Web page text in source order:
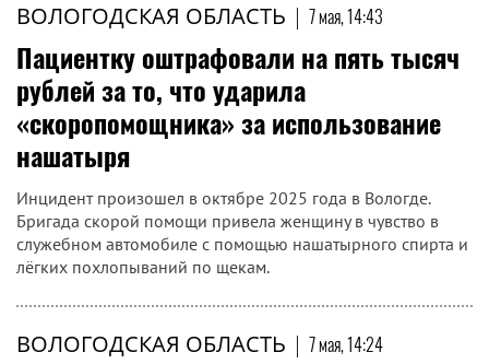
ВОЛОГОДСКАЯ ОБЛАСТЬ | 7 мая, 14:43
Пациентку оштрафовали на пять тысяч
рублей за то, что ударила
«скоропомощника» за использование
нашатыря
Инцидент произошел в октябре 2025 года в Вологде.
Бригада скорой помощи привела женщину в чувство в
служебном автомобиле с помощью нашатырного спирта и
лёгких похлопываний по щекам.
ВОЛОГОДСКАЯ ОБЛАСТЬ | 7 мая, 14:24